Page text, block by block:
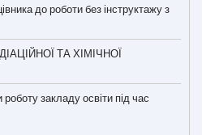
до роботи без інструктажу з
ТА ХІМІЧНОЇ
роботу закладу освіти під час